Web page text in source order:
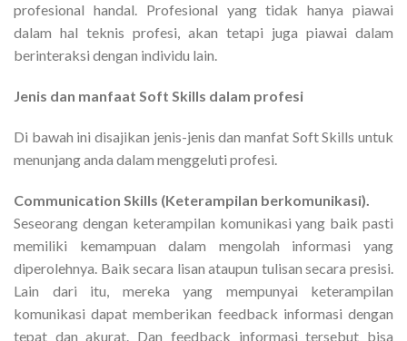
profesional handal. Profesional yang tidak hanya piawai
dalam hal teknis profesi, akan tetapi juga piawai dalam
berinteraksi dengan individu lain.
Jenis dan manfaat Soft Skills dalam profesi
Di bawah ini disajikan jenis-jenis dan manfat Soft Skills untuk
menunjang anda dalam menggeluti profesi.
Communication Skills (Keterampilan berkomunikasi).
Seseorang dengan keterampilan komunikasi yang baik pasti
memiliki kemampuan dalam mengolah informasi yang
diperolehnya. Baik secara lisan ataupun tulisan secara presisi.
Lain dari itu, mereka yang mempunyai keterampilan
komunikasi dapat memberikan feedback informasi dengan
tepat dan akurat. Dan feedback informasi tersebut bisa